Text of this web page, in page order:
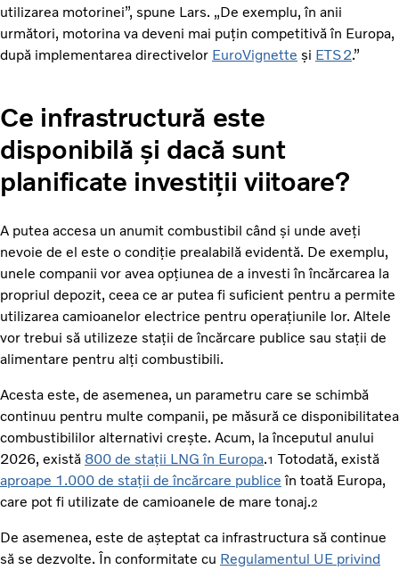
utilizarea motorinei”, spune Lars. „De exemplu, în anii
următori, motorina va deveni mai puțin competitivă în Europa,
după implementarea directivelor EuroVignette și ETS2.”
Ce infrastructură este
disponibilă și dacă sunt
planificate investiții viitoare?
A putea accesa un anumit combustibil când și unde aveți
nevoie de el este o condiție prealabilă evidentă. De exemplu,
unele companii vor avea opțiunea de a investi în încărcarea la
propriul depozit, ceea ce ar putea fi suficient pentru a permite
utilizarea camioanelor electrice pentru operațiunile lor. Altele
vor trebui să utilizeze stații de încărcare publice sau stații de
alimentare pentru alți combustibili.
Acesta este, de asemenea, un parametru care se schimbă
continuu pentru multe companii, pe măsură ce disponibilitatea
combustibililor alternativi crește. Acum, la începutul anului
2026, există 800 de stații LNG în Europa.1 Totodată, există
aproape 1.000 de stații de încărcare publice în toată Europa,
care pot fi utilizate de camioanele de mare tonaj.2
De asemenea, este de așteptat ca infrastructura să continue
să se dezvolte. În conformitate cu Regulamentul UE privind